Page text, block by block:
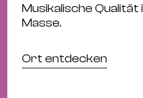
Musikalische
Masse.
Ort entdecken